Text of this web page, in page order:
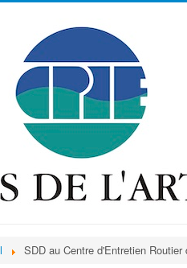
SDD au Centre d'Entretien Routier